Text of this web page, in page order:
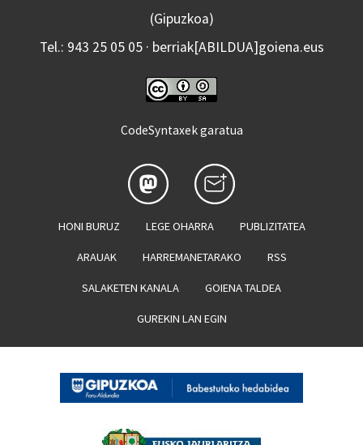
(Gipuzkoa)
Tel.: 943 25 05 05 · berriak[ABILDUA]goiena.eus
CodeSyntaxek garatua
HONI BURUZ LEGE OHARRA PUBLIZITATEA
ARAUAK HARREMANETARAKO RSS
SALAKETEN KANALA GOIENA TALDEA
GUREKIN LAN EGIN